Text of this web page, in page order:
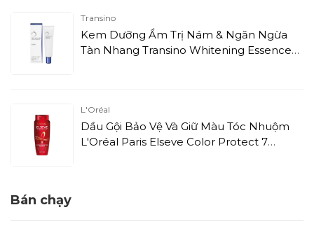
Transino
Kem Dưỡng Ẩm Trị Nám & Ngăn Ngừa
Tàn Nhang Transino Whitening Essence
L'Oréal
Dầu Gội Bảo Vệ Và Giữ Màu Tóc Nhuộm
L'Oréal Paris Elseve Color Protect 7
Bán chạy